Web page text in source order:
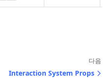
다음
Interaction System Props